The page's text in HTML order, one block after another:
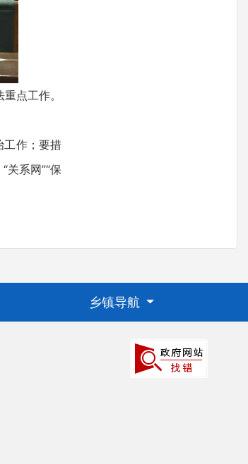
点工作。
作；要措
关系网”“保
乡镇导航